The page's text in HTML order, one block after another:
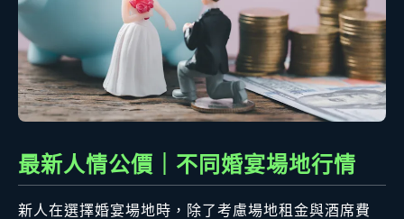
最新人情公價｜不同婚宴場地行情
新人在選擇婚宴場地時，除了考慮場地租金與酒席費